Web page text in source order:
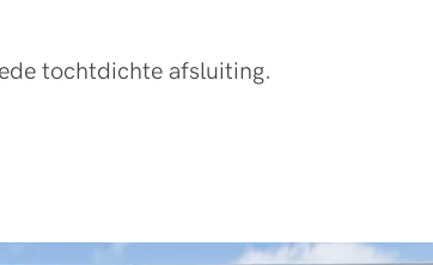
tochtdichte afsluiting.